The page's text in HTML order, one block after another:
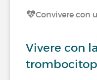
Convivere con
Vivere con